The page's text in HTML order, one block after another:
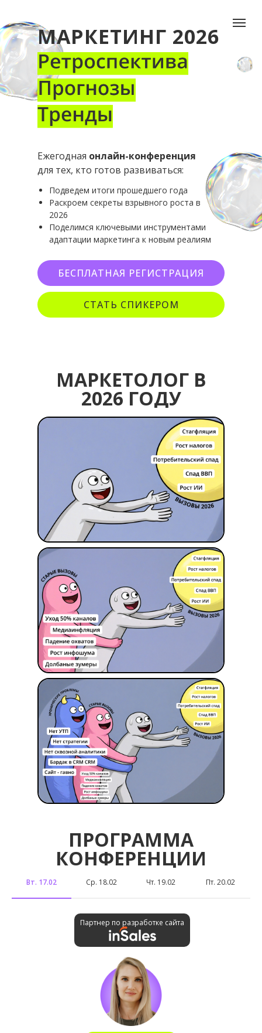
МАРКЕТИНГ 2026
БЕСПЛАТНАЯ РЕГИСТРАЦИЯ
СТАТЬ СПИКЕРОМ
Ежегодная онлайн-конференция
для тех, кто готов развиваться:
Подведем итоги прошедшего года
Раскроем секреты взрывного роста в
2026
Поделимся ключевыми инструментами
адаптации маркетинга к новым реалиям
МАРКЕТОЛОГ В
2026 ГОДУ
ПРОГРАММА
КОНФЕРЕНЦИИ
Вт. 17.02 Ср. 18.02 Чт. 19.02 Пт. 20.02
Партнер по разработке сайта